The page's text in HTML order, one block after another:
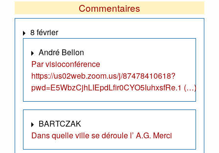
Commentaires
8 février
André Bellon
Par visioconférence
https://us02web.zoom.us/j/87478410618?
pwd=E5WbzCjhLIEpdLfir0CYO5IuhxsfRe.1 (…)
BARTCZAK
Dans quelle ville se déroule l’ A.G. Merci